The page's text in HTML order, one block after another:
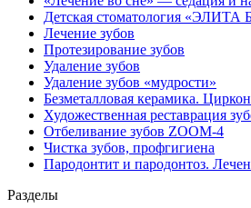
Детская стоматология «ЭЛИТА
Лечение зубов
Протезирование зубов
Удаление зубов
Удаление зубов «мудрости»
Безметалловая керамика.
Художественная реставрация
Отбеливание зубов ZOOM-4
Чистка зубов, профгигиена
Пародонтит и пародонтоз.
Разделы